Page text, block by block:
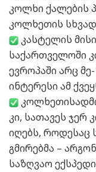
კოლხი ქალების
კოლხეთის
კასტელის
საქართველოში
ევროპაში არც
ინტერესი ამ
კი, სათავეს ჯერ
იღებს, როდესაც
გმირებმა –
საზღვაო